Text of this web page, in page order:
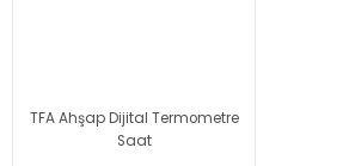
TFA Ahşap Dijital Termometre
Saat